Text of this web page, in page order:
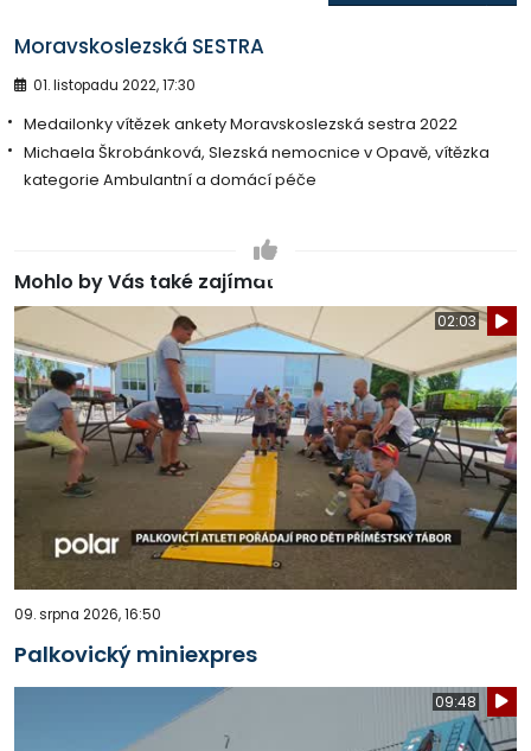
Moravskoslezská SESTRA
01. listopadu 2022, 17:30
Medailonky vítězek ankety Moravskoslezská sestra 2022
Michaela Škrobánková, Slezská nemocnice v Opavě, vítězka
kategorie Ambulantní a domácí péče
Mohlo by Vás také zajímat
02:03
09. srpna 2026, 16:50
Palkovický miniexpres
09:48